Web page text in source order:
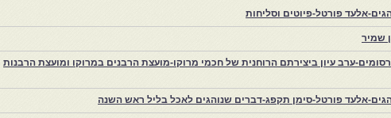
אלעד פורטל-פיוטים וסליחות
שמיר
ערב עיון ביצירתם הרוחנית של חכמי מרוקו-מועצת הרבנים במרוקו ומועצת הרבנות
אלעד פורטל-סימן תקפג-דברים שנוהגים לאכל בליל ראש השנה